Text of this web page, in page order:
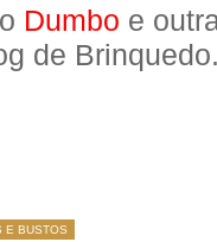
Dumbo e
de
E BUSTOS